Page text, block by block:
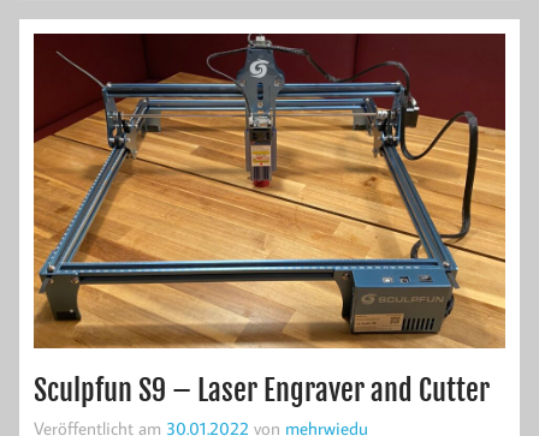
Sculpfun S9 – Laser Engraver and Cutter
Veröffentlicht am 30.01.2022 von mehrwiedu